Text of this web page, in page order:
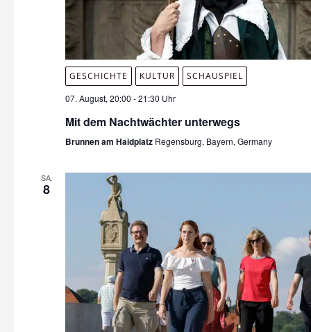
GESCHICHTE KULTUR
SCHAUSPIEL
07. August, 20:00 -21:30 Uhr
Mit dem Nachtwächter unterwegs
Brunnen am Haidplatz Regensburg, Bayern, Germany
SA.
8